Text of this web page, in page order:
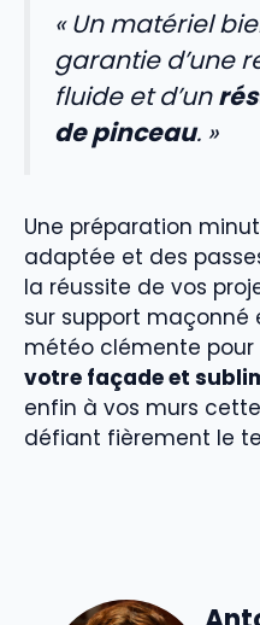
« Un matériel
garantie d’une
fluide et d’un
de pinceau. »
Une préparation
adaptée et des
la réussite de vos
sur support maçonné
météo clémente pour
votre façade et
enfin à vos murs
défiant fièrement le